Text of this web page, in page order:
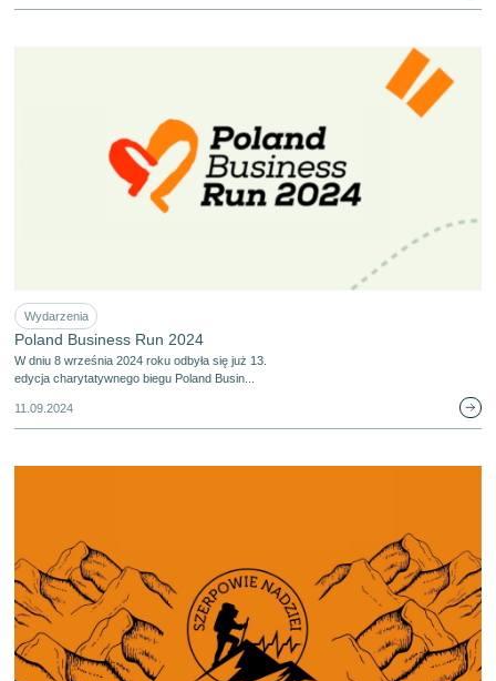
Wydarzenia
Poland Business Run 2024
W dniu 8 września 2024 roku odbyła się już 13.
edycja charytatywnego biegu Poland Busin...
11.09.2024